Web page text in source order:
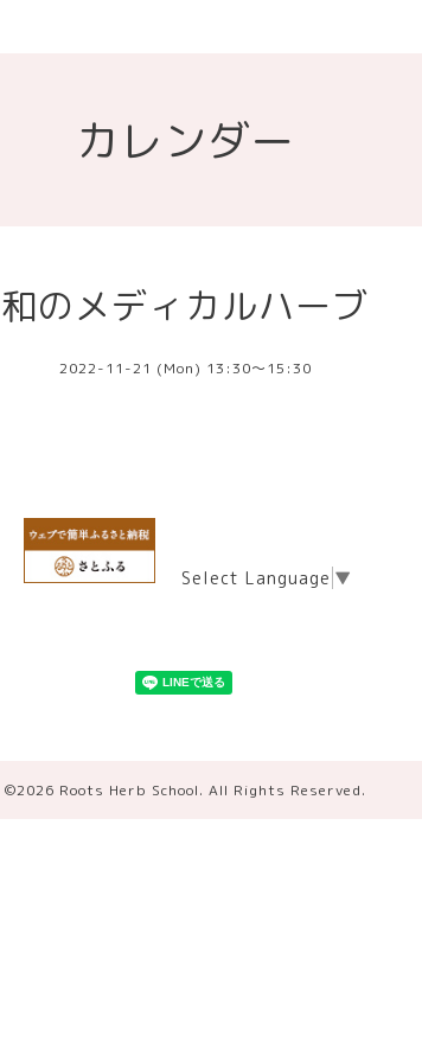
カレンダー
和のメディカルハーブ
2022-11-21 (Mon) 13:30～15:30
Select Language ▼
©2026 Roots Herb School. All Rights Reserved.